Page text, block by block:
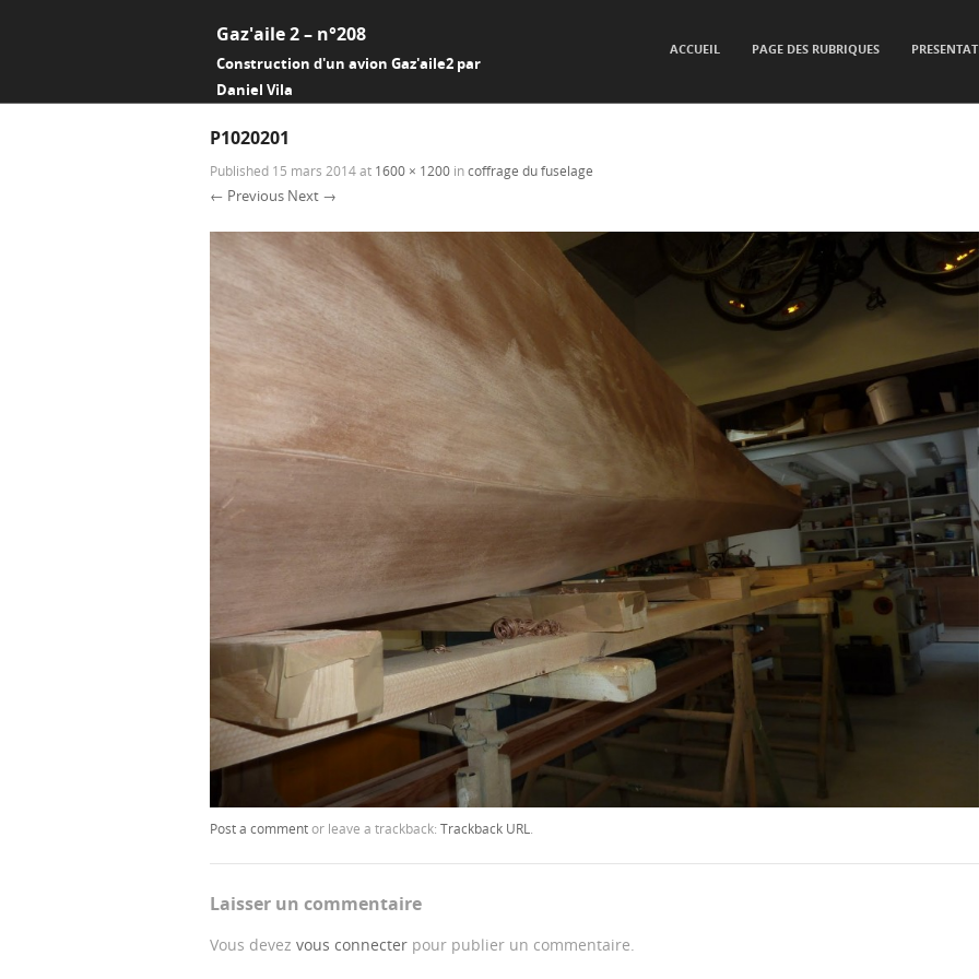
Gaz'aile 2 – n°208
Construction d'un avion Gaz'aile2 par
Daniel Vila
ACCUEIL PAGE DES RUBRIQUES
P1020201
Published 15 mars 2014at 1600 × 1200 incoffrage du fuselage
← Previous Next →
Post a commentor leave a trackback: Trackback URL.
Laisser un commentaire
Vous devez vous connecter pour publier un commentaire.